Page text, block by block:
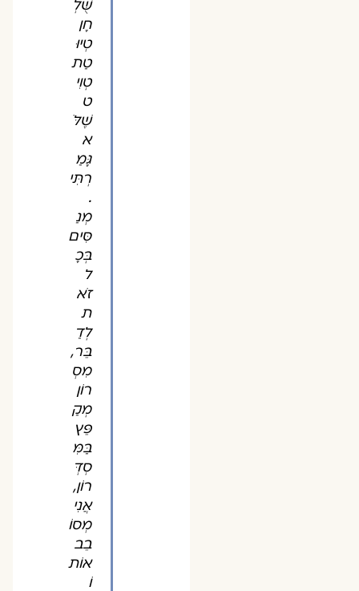
שֻּׁלְ
חָן
טְיוּ
טַת
טְוִי
ט
שֶׁלֹּ
א
גָּמַ
רְתִּי
מְנַ
סִּים
בְּכָ
ל
זֹא
ת
לְדַ
בֵּר,
מִסְ
רוֹן
מְקַ
פֵּץ
בַּמִּ
סְדְּ
רוֹן,
אֲנִי
מְסוֹ
בֵב
אוֹת